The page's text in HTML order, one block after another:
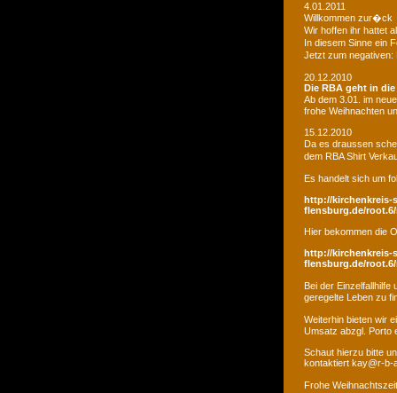
4.01.2011
Willkommen zur�ck
Wir hoffen ihr hattet
In diesem Sinne ein
Jetzt zum negativen:
20.12.2010
Die RBA geht in
Ab dem 3.01. im
frohe Weihnachten
15.12.2010
Da es draussen
dem RBA Shirt
Es handelt sich um
http://kirchenkreis-
flensburg.de/
Hier bekommen die
http://kirchenkreis-
flensburg.de/
Bei der
geregelte Leben zu
Weiterhin bieten wir
Umsatz abzgl. Porto
Schaut hierzu bitte
kontaktiert kay@r-b-
Frohe